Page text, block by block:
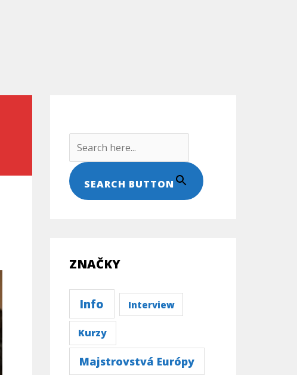
SEARCH BUTTON
ZNAČKY
Info Interview
Kurzy
Majstrovstvá Európy